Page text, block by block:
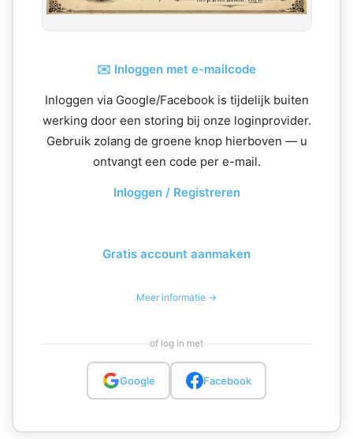
✉️ Inloggen met e-mailcode
Inloggen via Google/Facebook is tijdelijk buiten
werking door een storing bij onze loginprovider.
Gebruik zolang de groene knop hierboven — u
ontvangt een code per e-mail.
Inloggen / Registreren
Gratis account aanmaken
Meer informatie →
of log in met
Google Facebook